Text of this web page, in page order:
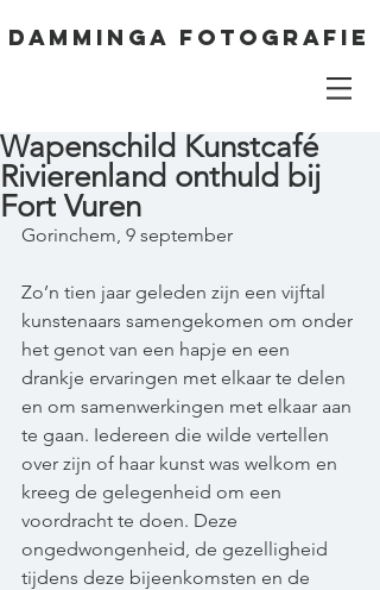
DAMMINGA FOTOGRAFIE
Wapenschild Kunstcafé
Rivierenland onthuld bij
Fort Vuren
Gorinchem, 9 september
Zo’n tien jaar geleden zijn een vijftal
kunstenaars samengekomen om onder
het genot van een hapje en een
drankje ervaringen met elkaar te delen
en om samenwerkingen met elkaar aan
te gaan. Iedereen die wilde vertellen
over zijn of haar kunst was welkom en
kreeg de gelegenheid om een
voordracht te doen. Deze
ongedwongenheid, de gezelligheid
tijdens deze bijeenkomsten en de